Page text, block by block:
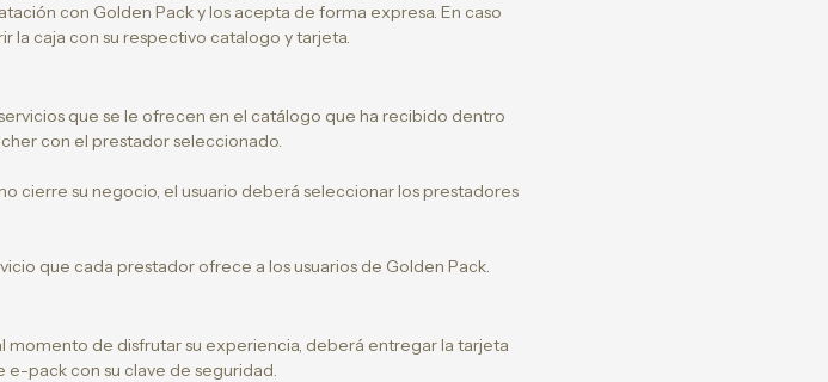
con Golden Pack y los acepta de forma expresa. En caso
la caja con su respectivo catalogo y tarjeta.
que se le ofrecen en el catálogo que ha recibido dentro
con el prestador seleccionado.
cierre su negocio, el usuario deberá seleccionar los prestadores
que cada prestador ofrece a los usuarios de Golden Pack.
momento de disfrutar su experiencia, deberá entregar la tarjeta
pack con su clave de seguridad.